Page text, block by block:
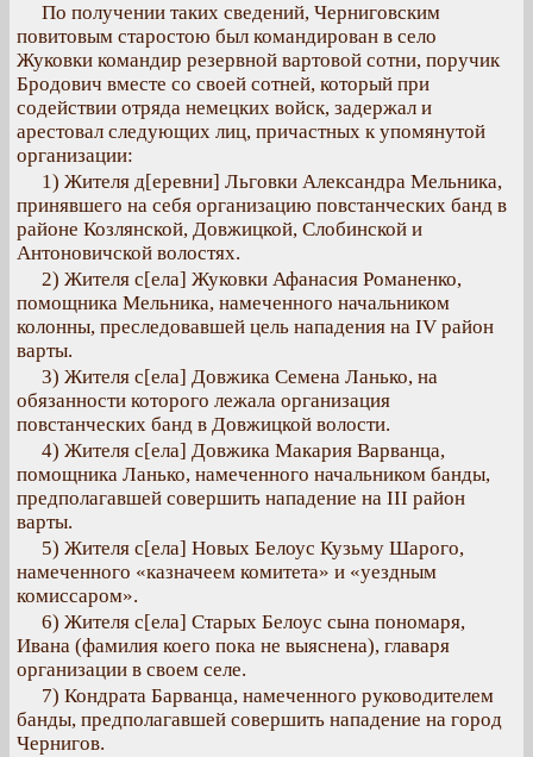
По получении таких сведений, Черниговским
повитовым старостою был командирован в село
Жуковки командир резервной вартовой сотни, поручик
Бродович вместе со своей сотней, который при
содействии отряда немецких войск, задержал и
арестовал следующих лиц, причастных к упомянутой
организации:
1) Жителя д[еревни] Льговки Александра Мельника,
принявшего на себя организацию повстанческих банд в
районе Козлянской, Довжицкой, Слобинской и
Антоновичской волостях.
2) Жителя с[ела] Жуковки Афанасия Романенко,
помощника Мельника, намеченного начальником
колонны, преследовавшей цель нападения на IV район
варты.
3) Жителя с[ела] Довжика Семена Ланько, на
обязанности которого лежала организация
повстанческих банд в Довжицкой волости.
4) Жителя с[ела] Довжика Макария Варванца,
помощника Ланько, намеченного начальником банды,
предполагавшей совершить нападение на III район
варты.
5) Жителя с[ела] Новых Белоус Кузьму Шарого,
намеченного «казначеем комитета» и «уездным
комиссаром».
6) Жителя с[ела] Старых Белоус сына пономаря,
Ивана (фамилия коего пока не выяснена), главаря
организации в своем селе.
7) Кондрата Барванца, намеченного руководителем
банды, предполагавшей совершить нападение на город
Чернигов.